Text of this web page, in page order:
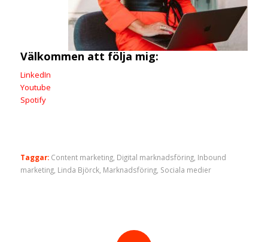
Välkommen att följa mig:
LinkedIn
Youtube
Spotify
Taggar: Content marketing, Digital marknadsföring, Inbound
marketing, Linda Björck, Marknadsföring, Sociala medier